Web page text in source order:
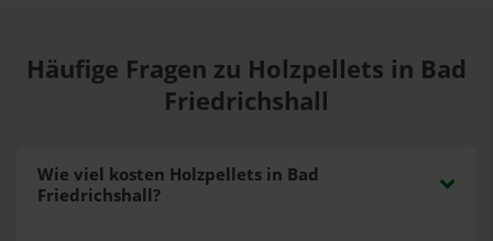
Häufige Fragen zu Holzpellets in Bad
Friedrichshall
Wie viel kosten Holzpellets in Bad
Friedrichshall?